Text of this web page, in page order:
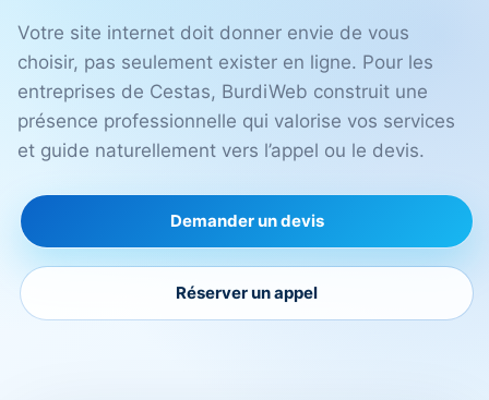
Votre site internet doit donner envie de vous
choisir, pas seulement exister en ligne. Pour les
entreprises de Cestas, BurdiWeb construit une
présence professionnelle qui valorise vos services
et guide naturellement vers l’appel ou le devis.
Demander un devis
Réserver un appel